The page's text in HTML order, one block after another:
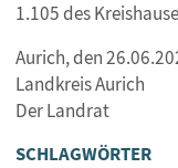
1.105 des
Aurich, den
Landkreis Aurich
Der Landrat
SCHLAGWÖRTER